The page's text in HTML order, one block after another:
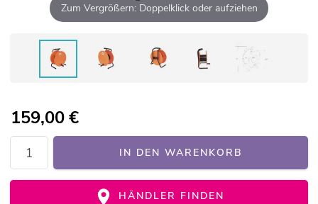
Zum Vergrößern: Doppelklick oder aufziehen
159,00€
IN DEN WARENKORB
HÄNDLER FINDEN